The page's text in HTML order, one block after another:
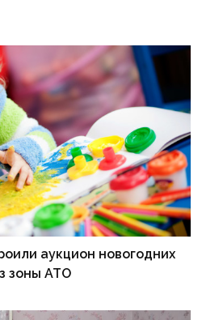
аукцион новогодних
зоны АТО